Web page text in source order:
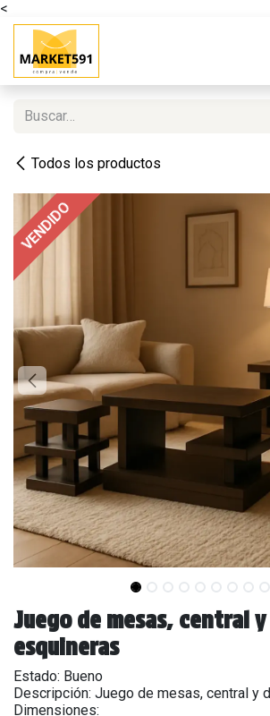
<
Ir al contenido
Todos los productos
VENDIDO
Juego de mesas, central
esquineras
Estado: Bueno
Descripción: Juego de mesas, central y
Dimensiones: